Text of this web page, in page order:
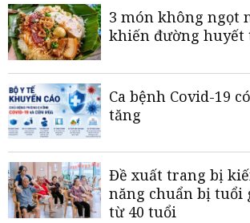
3 món không ngọt
khiến đường huyết
Ca bệnh Covid-19
tăng
Đề xuất trang bị
năng chuẩn bị tuổi
từ 40 tuổi